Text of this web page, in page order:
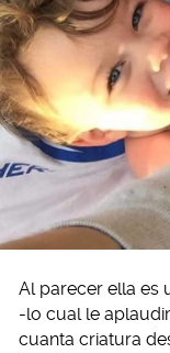
Al parecer ella es
-lo cual le
cuanta criatura